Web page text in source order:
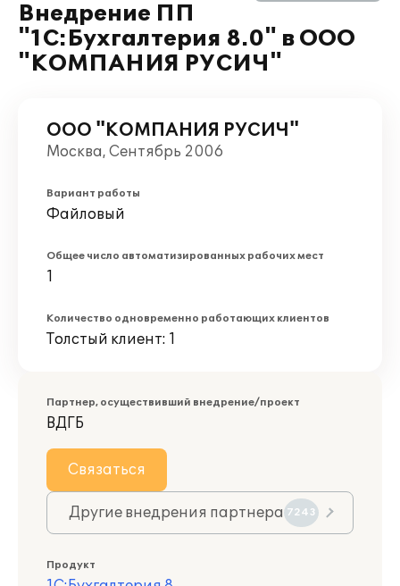
Внедрение ПП
"1С:Бухгалтерия 8.0" в ООО
"КОМПАНИЯ РУСИЧ"
ООО "КОМПАНИЯ РУСИЧ"
Москва, Сентябрь 2006
Вариант работы
Файловый
Общее число автоматизированных рабочих мест
1
Количество одновременно работающих клиентов
Толстый клиент: 1
Партнер, осуществивший внедрение/проект
ВДГБ
Связаться
Другие внедрения партнера 7243
Продукт